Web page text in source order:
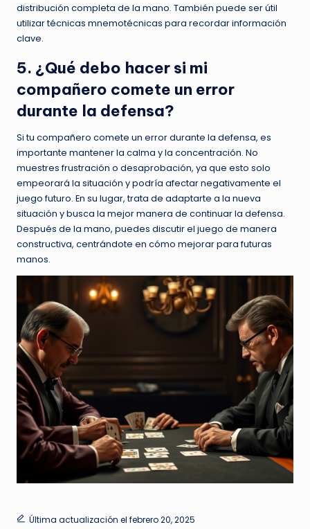
distribución completa de la mano. También puede ser útil
utilizar técnicas mnemotécnicas para recordar información
clave.
5. ¿Qué debo hacer si mi
compañero comete un error
durante la defensa?
Si tu compañero comete un error durante la defensa, es
importante mantener la calma y la concentración. No
muestres frustración o desaprobación, ya que esto solo
empeorará la situación y podría afectar negativamente el
juego futuro. En su lugar, trata de adaptarte a la nueva
situación y busca la mejor manera de continuar la defensa.
Después de la mano, puedes discutir el juego de manera
constructiva, centrándote en cómo mejorar para futuras
manos.
Última actualización el febrero 20, 2025